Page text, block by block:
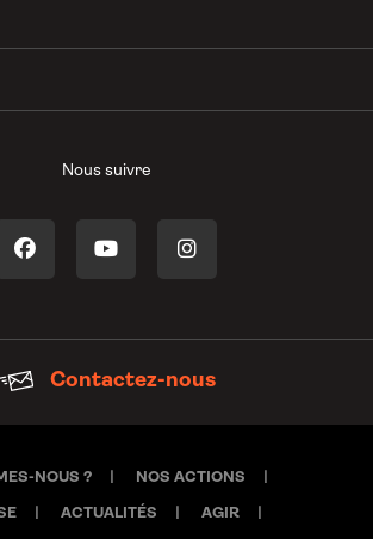
Nous suivre
Contactez-nous
NOUS ? NOS ACTIONS
ACTUALITÉS AGIR